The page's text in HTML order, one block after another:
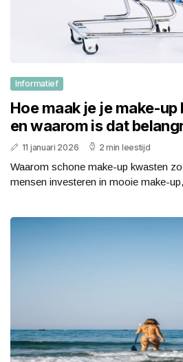
Informatief
Hoe maak je je make-
en waarom is dat
11 januari 2026 2 min leestijd
Waarom schone make-up kwasten
mensen investeren in mooie make-